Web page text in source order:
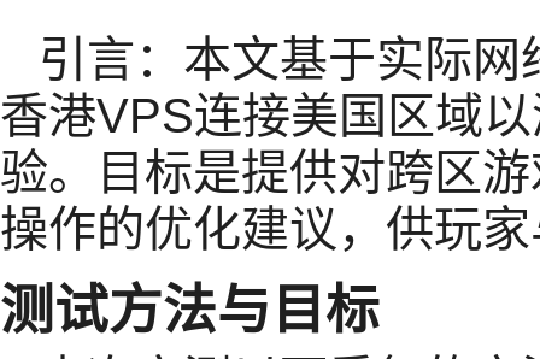
引言：本文基于实际
香港VPS连接美国区域
验。目标是提供对跨区
操作的优化建议，供玩
测试方法与目标